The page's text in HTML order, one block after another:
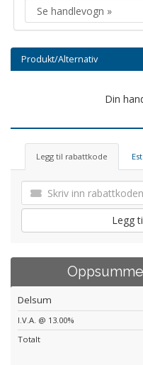
Produkt/Alternativ
Din
Legg til rabattkode
Legg
Delsum
I.V.A. @ 13.00%
Totalt